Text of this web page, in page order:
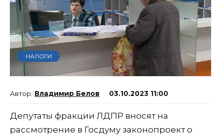
НАЛОГИ
Владимир Белов 03.10.2023 11:00
Депутаты фракции ЛДПР вносят на
рассмотрение в Госдуму законопроект о